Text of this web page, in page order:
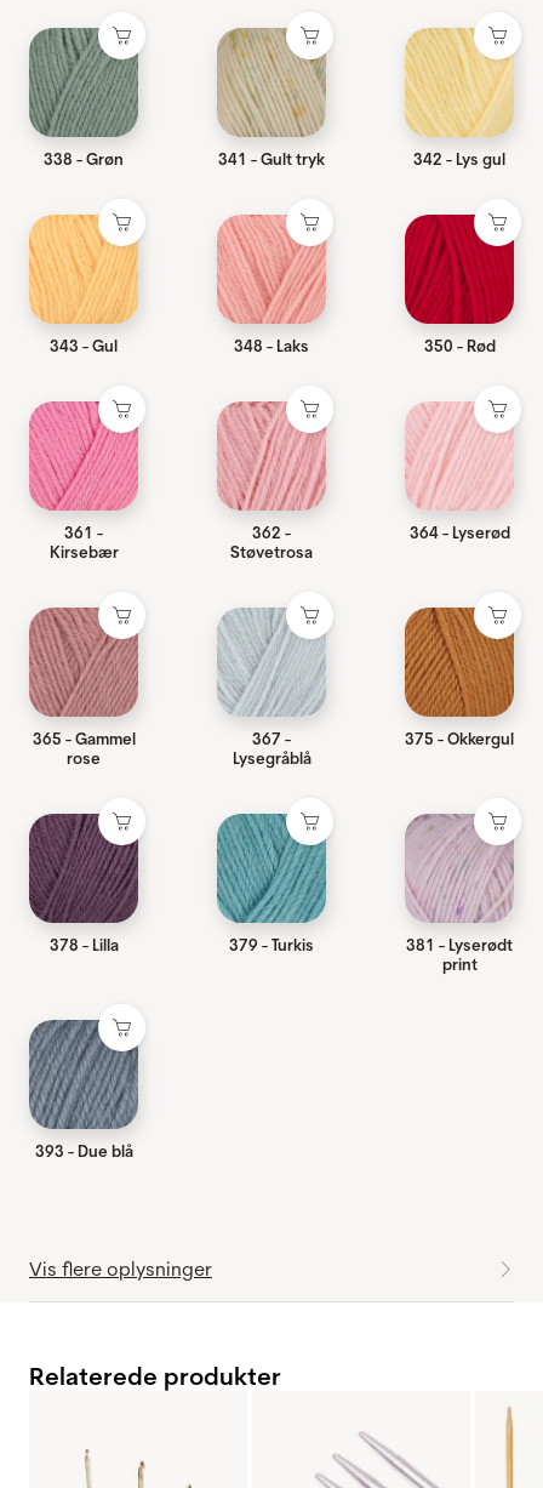
338 - Grøn 341 - Gult tryk 342 - Lys gul
343 - Gul 348 - Laks 350 - Rød
361 -
Kirsebær
362 -
Støvetrosa
364 - Lyserød
365 - Gammel
rose
367 -
Lysegråblå
375 - Okkergul
378 - Lilla 379 - Turkis
381 - Lyserødt
print
393 - Due blå
Vis flere oplysninger
Relaterede produkter